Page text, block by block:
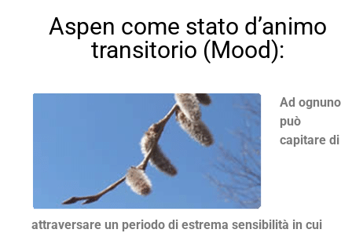
Aspen come stato d’animo
transitorio (Mood):
Ad ognuno
può
capitare di
attraversare un periodo di estrema sensibilità in cui